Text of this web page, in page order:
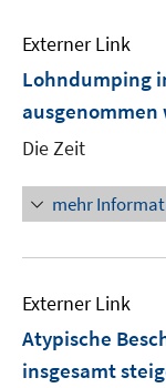
Externer Link
Lohndumping
ausgenommen
Die Zeit
mehr
Externer Link
Atypische
insgesamt